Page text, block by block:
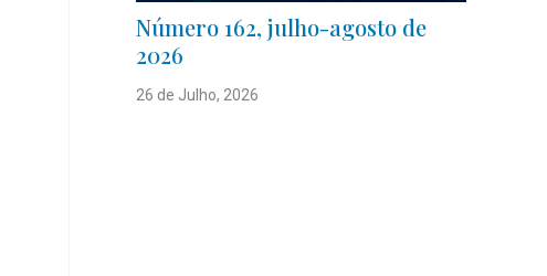
Número 162, julho-agosto de
2026
26 de Julho, 2026